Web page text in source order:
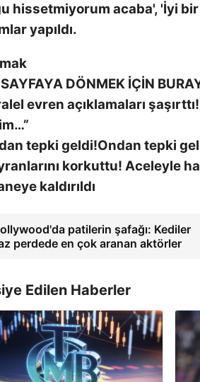
hissetmiyorum acaba', 'İyi
yapıldı.
DÖNMEK İÇİN
Ondan tepki
kaldırıldı
patilerin şafağı: Kediler
perdede en çok aranan aktörler
Edilen Haberler